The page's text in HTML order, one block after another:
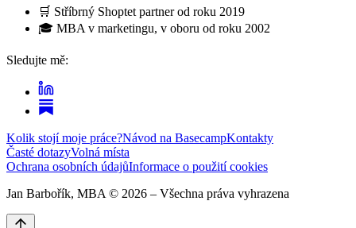
🛒 Stříbrný Shoptet partner od roku 2019
🎓 MBA v marketingu, v oboru od roku 2002
Sledujte mě:
Kolik stojí moje práce?Návod na BasecampKontakty
Časté dotazyVolná místa
Ochrana osobních údajůInformace o použití cookies
Jan Barbořík, MBA © 2026 – Všechna práva vyhrazena